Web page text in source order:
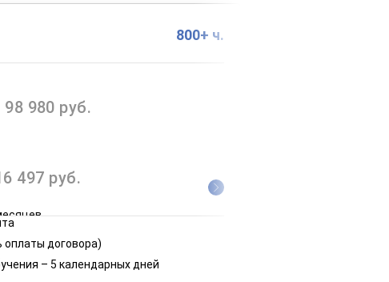
800+ ч.
980 руб.
497 руб.
249 руб.
оплаты договора)
– 5 календарных дней